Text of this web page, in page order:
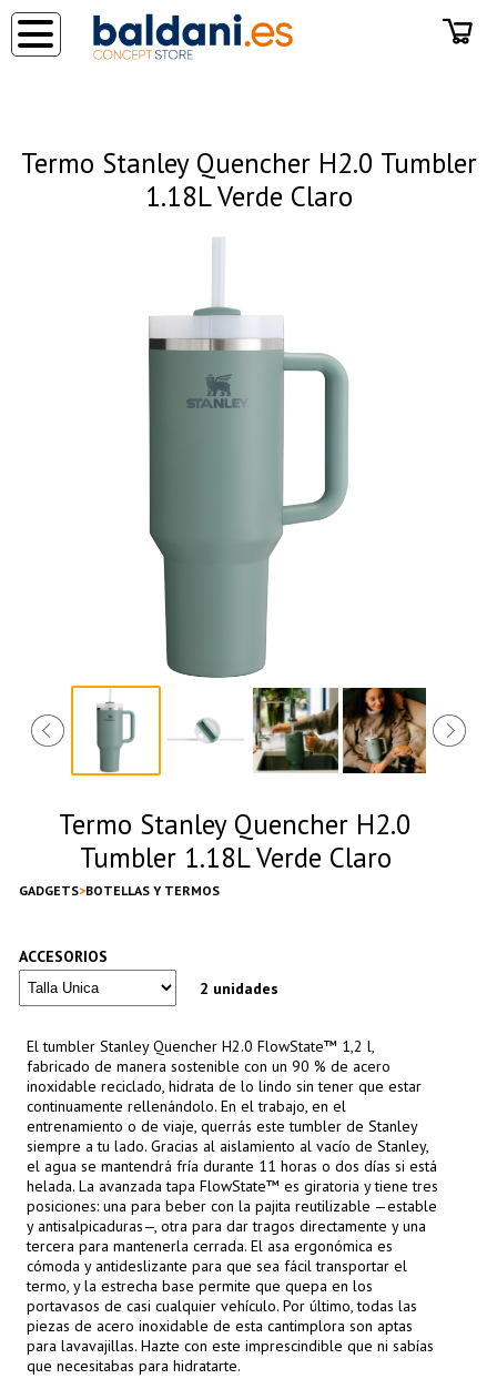
Termo Stanley Quencher H2.0 Tumbler
1.18L Verde Claro
Termo Stanley Quencher H2.0
Tumbler 1.18L Verde Claro
GADGETS BOTELLAS Y TERMOS
ACCESORIOS
2 unidades
El tumbler Stanley Quencher H2.0 FlowState™ 1,2 l,
fabricado de manera sostenible con un 90 % de acero
inoxidable reciclado, hidrata de lo lindo sin tener que estar
continuamente rellenándolo. En el trabajo, en el
entrenamiento o de viaje, querrás este tumbler de Stanley
siempre a tu lado. Gracias al aislamiento al vacío de Stanley,
el agua se mantendrá fría durante 11 horas o dos días si está
helada. La avanzada tapa FlowState™ es giratoria y tiene tres
posiciones: una para beber con la pajita reutilizable —estable
y antisalpicaduras—, otra para dar tragos directamente y una
tercera para mantenerla cerrada. El asa ergonómica es
cómoda y antideslizante para que sea fácil transportar el
termo, y la estrecha base permite que quepa en los
portavasos de casi cualquier vehículo. Por último, todas las
piezas de acero inoxidable de esta cantimplora son aptas
para lavavajillas. Hazte con este imprescindible que ni sabías
que necesitabas para hidratarte.